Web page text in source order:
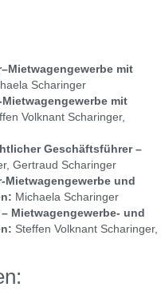
mit
Scharinger
mit
Volknant Scharinger,
Geschäftsführer –
Gertraud Scharinger
und
Michaela Scharinger
Mietwagengewerbe- und
Steffen Volknant Scharinger,